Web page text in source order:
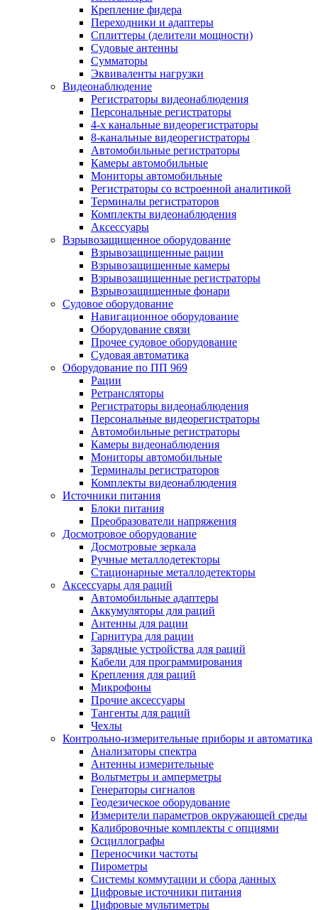
Крепление фидера
Переходники и адаптеры
Сплиттеры (делители мощности)
Судовые антенны
Сумматоры
Эквиваленты нагрузки
Видеонаблюдение
Регистраторы видеонаблюдения
Персональные регистраторы
4-х канальные видеорегистраторы
8-канальные видеорегистраторы
Автомобильные регистраторы
Камеры автомобильные
Мониторы автомобильные
Регистраторы со встроенной аналитикой
Терминалы регистраторов
Комплекты видеонаблюдения
Аксессуары
Взрывозащищенное оборудование
Взрывозащищенные рации
Взрывозащищенные камеры
Взрывозащищенные регистраторы
Взрывозащищенные фонари
Судовое оборудование
Навигационное оборудование
Оборудование связи
Прочее судовое оборудование
Судовая автоматика
Оборудование по ПП 969
Рации
Ретрансляторы
Регистраторы видеонаблюдения
Персональные видеорегистраторы
Автомобильные регистраторы
Камеры видеонаблюдения
Мониторы автомобильные
Терминалы регистраторов
Комплекты видеонаблюдения
Источники питания
Блоки питания
Преобразователи напряжения
Досмотровое оборудование
Досмотровые зеркала
Ручные металлодетекторы
Стационарные металлодетекторы
Аксессуары для раций
Автомобильные адаптеры
Аккумуляторы для раций
Антенны для рации
Гарнитура для рации
Зарядные устройства для раций
Кабели для программирования
Крепления для раций
Микрофоны
Прочие аксессуары
Тангенты для раций
Чехлы
Контрольно-измерительные приборы и автоматика
Анализаторы спектра
Антенны измерительные
Вольтметры и амперметры
Генераторы сигналов
Геодезическое оборудование
Измерители параметров окружающей среды
Калибровочные комплекты с опциями
Осциллографы
Переносчики частоты
Пирометры
Системы коммутации и сбора данных
Цифровые источники питания
Цифровые мультиметры